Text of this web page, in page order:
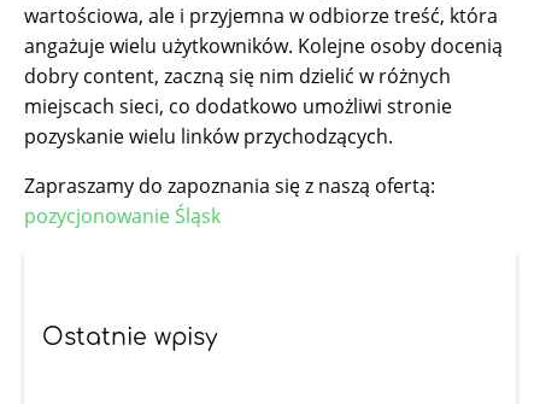
wartościowa, ale i przyjemna w odbiorze treść, która
angażuje wielu użytkowników. Kolejne osoby docenią
dobry content, zaczną się nim dzielić w różnych
miejscach sieci, co dodatkowo umożliwi stronie
pozyskanie wielu linków przychodzących.
Zapraszamy do zapoznania się z naszą ofertą:
pozycjonowanie Śląsk
Ostatnie wpisy